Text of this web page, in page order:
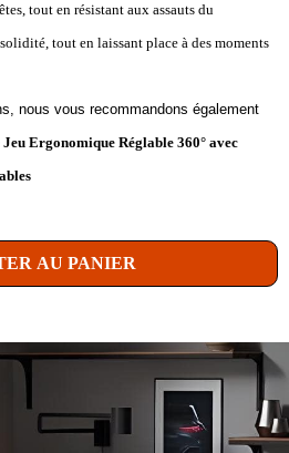
tout en résistant aux assauts du
tout en laissant place à des moments
nous vous recommandons également
Jeu Ergonomique Réglable 360° avec
AU PANIER